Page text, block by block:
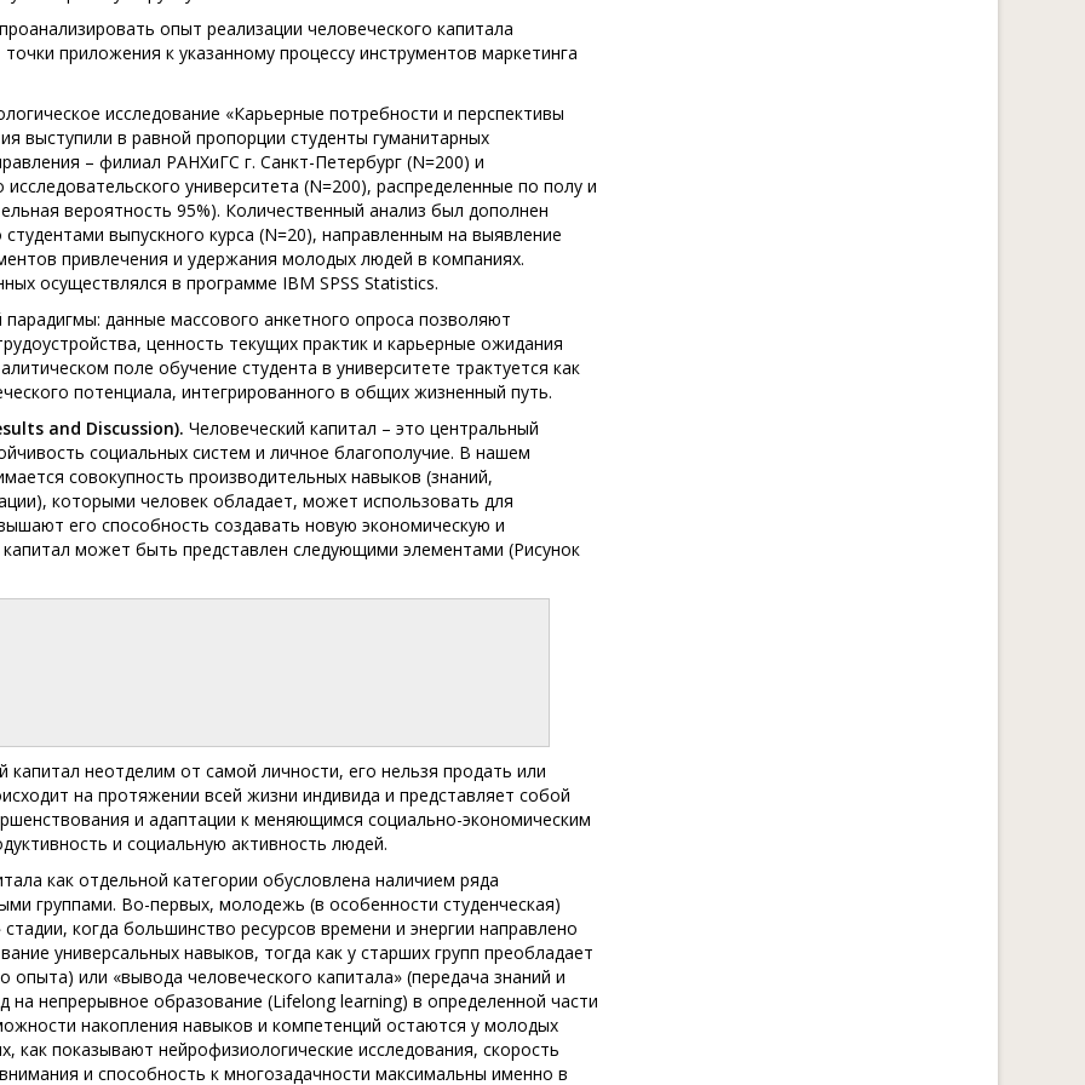
опыт реализации человеческого капитала
приложения к указанному процессу инструментов маркетинга
исследование «Карьерные потребности и перспективы
выступили в равной пропорции студенты гуманитарных
– филиал РАНХиГС г. Санкт-Петербург (N=200) и
университета (N=200), распределенные по полу и
вероятность 95%). Количественный анализ был дополнен
выпускного курса (N=20), направленным на выявление
привлечения и удержания молодых людей в компаниях.
осуществлялся в программе IBM SPSS Statistics.
данные массового анкетного опроса позволяют
ценность текущих практик и карьерные ожидания
поле обучение студента в университете трактуется как
потенциала, интегрированного в общих жизненный путь.
and Discussion). Человеческий капитал – это центральный
социальных систем и личное благополучие. В нашем
совокупность производительных навыков (знаний,
которыми человек обладает, может использовать для
его способность создавать новую экономическую и
может быть представлен следующими элементами (Рисунок
неотделим от самой личности, его нельзя продать или
на протяжении всей жизни индивида и представляет собой
и адаптации к меняющимся социально-экономическим
и социальную активность людей.
как отдельной категории обусловлена наличием ряда
группами. Во-первых, молодежь (в особенности студенческая)
когда большинство ресурсов времени и энергии направлено
универсальных навыков, тогда как у старших групп преобладает
опыта) или «вывода человеческого капитала» (передача знаний и
на непрерывное образование (Lifelong learning) в определенной части
накопления навыков и компетенций остаются у молодых
как показывают нейрофизиологические исследования, скорость
и способность к многозадачности максимальны именно в